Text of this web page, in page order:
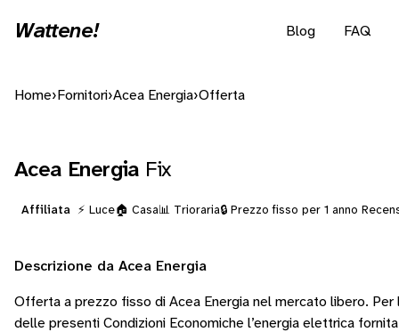
Wattene! Blog FAQ
Home› Fornitori›Acea Energia›Offerta
Acea Energia Fix
Affiliata ⚡ Luce🏠 Casa📊 Trioraria🔒 Prezzo fisso per 1 anno
Descrizione da Acea Energia
Offerta a prezzo fisso di Acea Energia nel mercato libero. Per
delle presenti Condizioni Economiche l’energia elettrica